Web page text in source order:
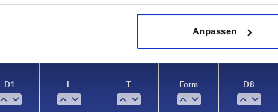
Anpassen
werden in regelmäßigen Abständen mehrmals täglich aktualisiert.
D1 L T Form D8